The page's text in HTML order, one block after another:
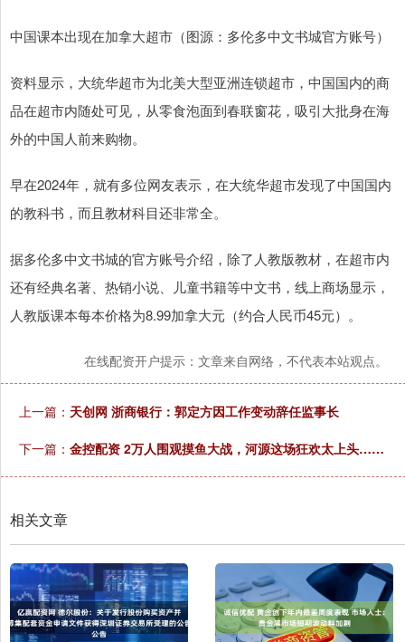
中国课本出现在加拿大超市（图源：多伦多中文书城官方账号）
资料显示，大统华超市为北美大型亚洲连锁超市，中国国内的商
品在超市内随处可见，从零食泡面到春联窗花，吸引大批身在海
外的中国人前来购物。
早在2024年，就有多位网友表示，在大统华超市发现了中国国内
的教科书，而且教材科目还非常全。
据多伦多中文书城的官方账号介绍，除了人教版教材，在超市内
还有经典名著、热销小说、儿童书籍等中文书，线上商场显示，
人教版课本每本价格为8.99加拿大元（约合人民币45元）。
在线配资开户提示：文章来自网络，不代表本站观点。
上一篇： 天创网 浙商银行：郭定方因工作变动辞任监事长
下一篇： 金控配资 2万人围观摸鱼大战，河源这场狂欢太上头……
相关文章